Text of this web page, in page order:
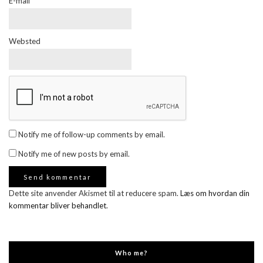
Websted
Notify me of follow-up comments by email.
Notify me of new posts by email.
Dette site anvender Akismet til at reducere spam. Læs om hvordan din
kommentar bliver behandlet.
Who me?